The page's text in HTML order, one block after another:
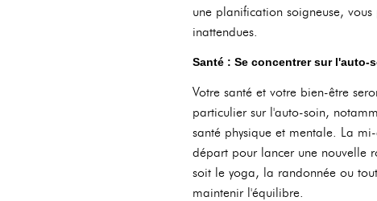
une planification soigneuse,
inattendues.
Santé : Se concentrer sur l'auto-
Votre santé et votre bien-être
particulier sur l'auto-soin,
santé physique et mentale. La
départ pour lancer une nouvelle
soit le yoga, la randonnée ou
maintenir l'équilibre.